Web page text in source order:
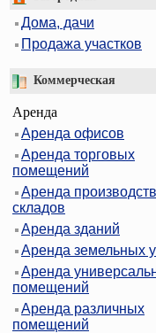
Дома, дачи
Продажа участков
Коммерческая
Аренда
Аренда офисов
Аренда торговых
помещений
Аренда
складов
Аренда зданий
Аренда земельных
Аренда
помещений
Аренда различных
помещений